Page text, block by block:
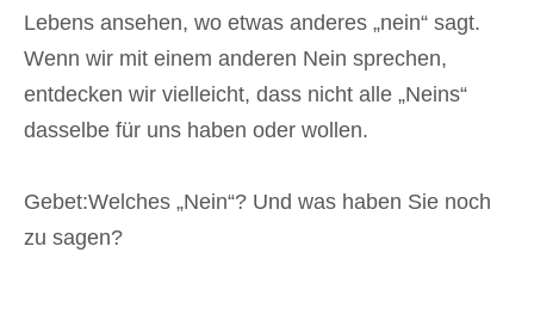
Lebens ansehen, wo etwas anderes „nein“ sagt.
Wenn wir mit einem anderen Nein sprechen,
entdecken wir vielleicht, dass nicht alle „Neins“
dasselbe für uns haben oder wollen.
Gebet:Welches „Nein“? Und was haben Sie noch
zu sagen?